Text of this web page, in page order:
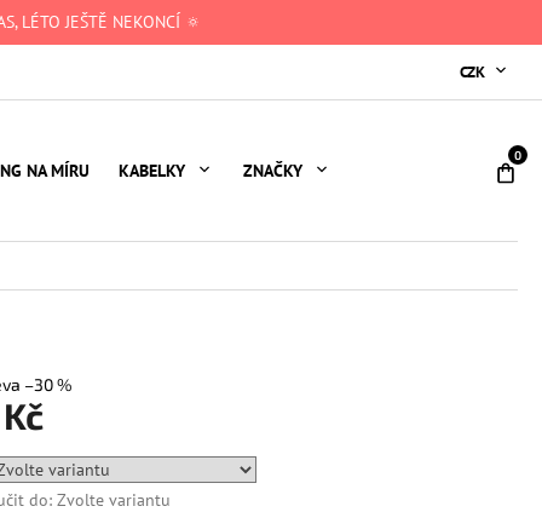
LÉTO JEŠTĚ NEKONCÍ 🔅
CZK
NA MÍRU KABELKY ZNAČKY
–30 %
do: Zvolte variantu